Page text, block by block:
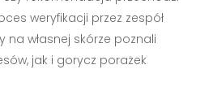
weryfikacji przez zespół
na własnej skórze poznali
jak i gorycz porażek